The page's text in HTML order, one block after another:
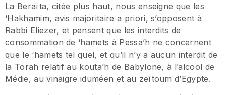
La Beraïta, citée plus haut, nous enseigne que les
‘Hakhamim, avis majoritaire a priori, s’opposent à
Rabbi Eliezer, et pensent que les interdits de
consommation de ‘hamets à Pessa’h ne concernent
que le ‘hamets tel quel, et qu’il n’y a aucun interdit de
la Torah relatif au kouta’h de Babylone, à l’alcool de
Médie, au vinaigre iduméen et au zeïtoum d’Egypte.